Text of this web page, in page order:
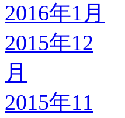
2016年1月
2015年12
月
2015年11